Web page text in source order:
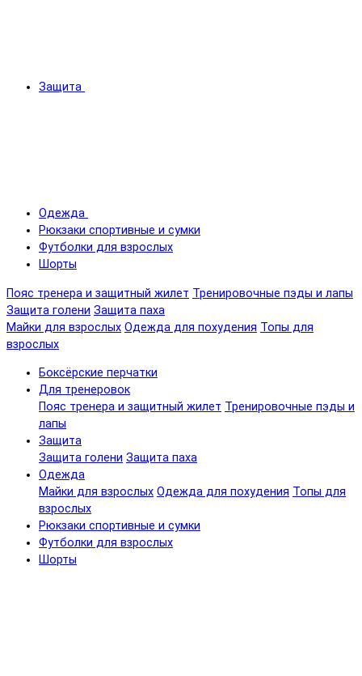
Защита
Одежда
Рюкзаки спортивные и сумки
Футболки для взрослых
Шорты
Пояс тренера и защитный жилет Тренировочные пэды и лапы
Защита голени Защита паха
Майки для взрослых Одежда для похудения Топы для
взрослых
Боксёрские перчатки
Для тренеровок
Пояс тренера и защитный жилет Тренировочные пэды и
лапы
Защита
Защита голени Защита паха
Одежда
Майки для взрослых Одежда для похудения Топы для
взрослых
Рюкзаки спортивные и сумки
Футболки для взрослых
Шорты